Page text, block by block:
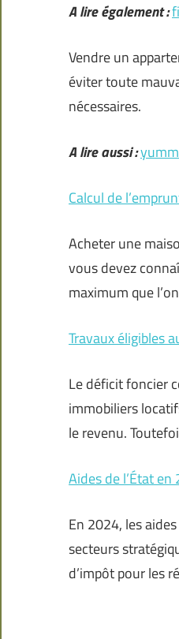
A lire également :
Vendre un
éviter toute
nécessaires.
A lire aussi :
Calcul de
Acheter une
vous devez
maximum que
Travaux éligibles
Le déficit foncier
immobiliers
le revenu.
Aides de l’État
En 2024, les
secteurs
d’impôt pour les